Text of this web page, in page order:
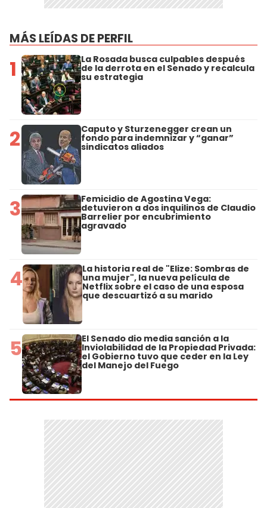
MÁS LEÍDAS DE PERFIL
1 La Rosada busca culpables después
de la derrota en el Senado y recalcula
su estrategia
2 Caputo y Sturzenegger crean un
fondo para indemnizar y “ganar”
sindicatos aliados
3 Femicidio de Agostina Vega:
detuvieron a dos inquilinos de Claudio
Barrelier por encubrimiento
agravado
4 La historia real de "Elize: Sombras de
una mujer", la nueva película de
Netflix sobre el caso de una esposa
que descuartizó a su marido
5 El Senado dio media sanción a la
Inviolabilidad de la Propiedad Privada:
el Gobierno tuvo que ceder en la Ley
del Manejo del Fuego